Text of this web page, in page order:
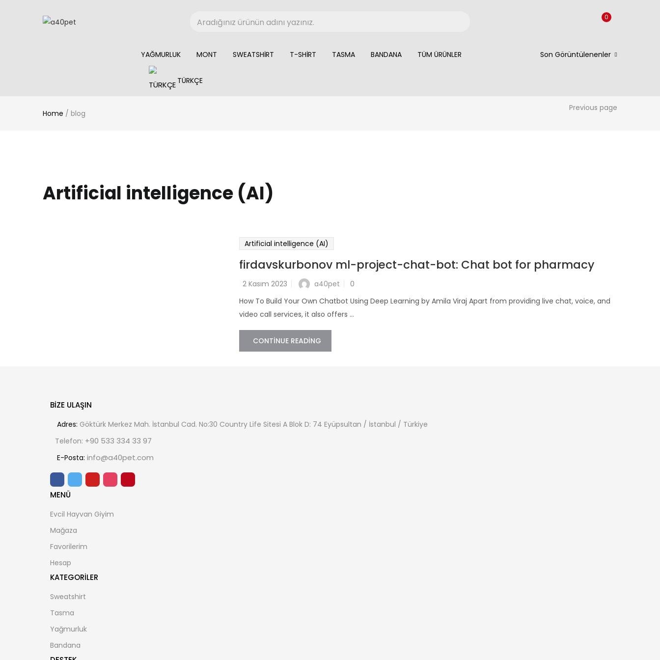
0
YAĞMURLUK MONT SWEATSHIRT T-SHIRT TASMA BANDANA TÜM ÜRÜNLER
TÜRKÇE
Son Görüntülenenler
Home / blog
Previous page
Artificial intelligence (AI)
Artificial intelligence (AI)
firdavskurbonov ml-project-chat-bot: Chat bot for pharmacy
2 Kasım 2023 a40pet
0
How To Build Your Own Chatbot Using Deep Learning by Amila Viraj Apart from providing live chat, voice, and
video call services, it also offers ...
CONTINUE READING
BIZE ULAŞIN
Adres: Göktürk Merkez Mah. İstanbul Cad. No:30 Country Life Sitesi A Blok D: 74 Eyüpsultan / İstanbul / Türkiye
Telefon: +90 533 334 33 97
E-Posta: info@a40pet.com
MENÜ
Evcil Hayvan Giyim
Mağaza
Favorilerim
Hesap
KATEGORILER
Sweatshirt
Tasma
Yağmurluk
Bandana